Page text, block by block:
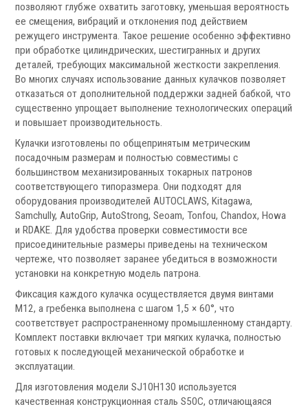
Приводные блоки
Статические блоки
Переходные втулки
Системы УЦИ
Мониторы УЦИ
Оптические линейки
Магнитные линейки
Аксессуары УЦИ
Комплекты УЦИ
Системы СОЖ
позволяют глубже охватить заготовку, уменьшая вероятность
ее смещения, вибраций и отклонения под действием
режущего инструмента. Такое решение особенно эффективно
при обработке цилиндрических, шестигранных и других
деталей, требующих максимальной жесткости закрепления.
Во многих случаях использование данных кулачков позволяет
отказаться от дополнительной поддержки задней бабкой, что
существенно упрощает выполнение технологических операций
и повышает производительность.
Кулачки изготовлены по общепринятым метрическим
посадочным размерам и полностью совместимы с
большинством механизированных токарных патронов
соответствующего типоразмера. Они подходят для
оборудования производителей AUTOCLAWS, Kitagawa,
Samchully, AutoGrip, AutoStrong, Seoam, Tonfou, Chandox, Howa
и RDAKE. Для удобства проверки совместимости все
присоединительные размеры приведены на техническом
чертеже, что позволяет заранее убедиться в возможности
установки на конкретную модель патрона.
Фиксация каждого кулачка осуществляется двумя винтами
М12, а гребенка выполнена с шагом 1,5 × 60°, что
соответствует распространенному промышленному стандарту.
Комплект поставки включает три мягких кулачка, полностью
готовых к последующей механической обработке и
эксплуатации.
Для изготовления модели SJ10H130 используется
качественная конструкционная сталь S50C, отличающаяся